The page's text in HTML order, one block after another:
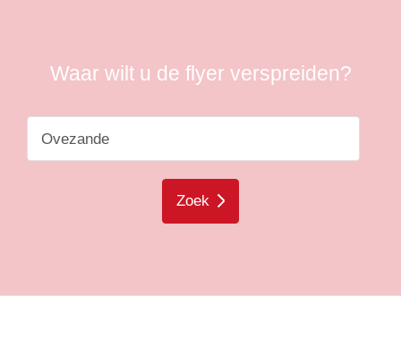
Waar wilt u de flyer verspreiden?
Zoek